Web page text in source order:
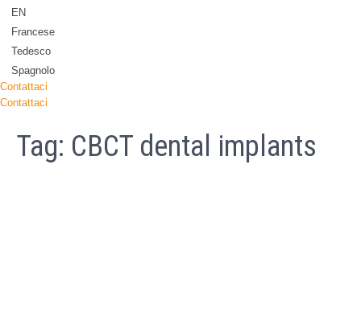
EN
Francese
Tedesco
Spagnolo
Contattaci
Contattaci
Tag: CBCT dental implants